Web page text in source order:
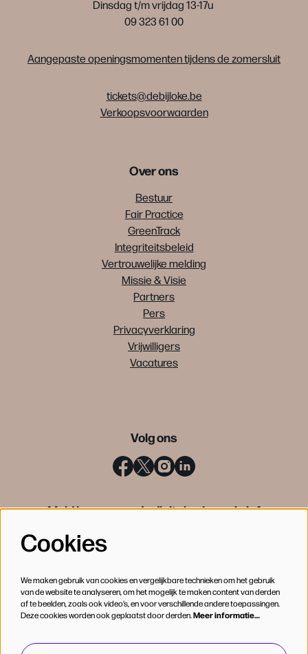
Dinsdag t/m vrijdag 13-17u
09 323 61 00
Aangepaste openingsmomenten tijdens de zomersluit
tickets@debijloke.be
Verkoopsvoorwaarden
Over ons
Bestuur
Fair Practice
GreenTrack
Integriteitsbeleid
Vertrouwelijke melding
Missie & Visie
Partners
Pers
Privacyverklaring
Vrijwilligers
Vacatures
Volg ons
Meld je aan voor de digitale nieuwsbrief
Cookies
We maken gebruik van cookies en vergelijkbare technieken om het gebruik
van de website te analyseren, om het mogelijk te maken content van derden
af te beelden, zoals ook video’s, en voor verschillende andere toepassingen.
Deze cookies worden ook geplaatst door derden.Meer informatie…